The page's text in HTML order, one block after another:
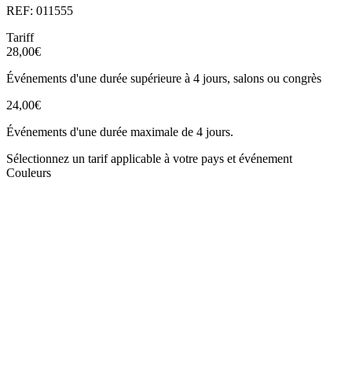
REF: 011555
Tariff
28,00€
Événements d'une durée supérieure à 4 jours, salons ou congrès
24,00€
Événements d'une durée maximale de 4 jours.
Sélectionnez un tarif applicable à votre pays et événement
Couleurs